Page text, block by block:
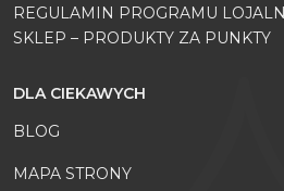
REGULAMIN PROGRAMU
SKLEP – PRODUKTY ZA PUNKTY
DLA CIEKAWYCH
BLOG
MAPA STRONY